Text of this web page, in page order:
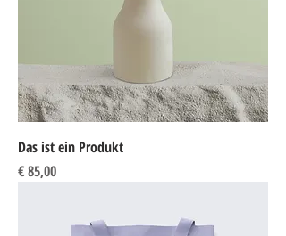
Das ist ein Produkt
Preis
€ 85,00